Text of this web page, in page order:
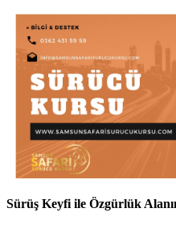
Sürüş Keyfi ile Özgürlük